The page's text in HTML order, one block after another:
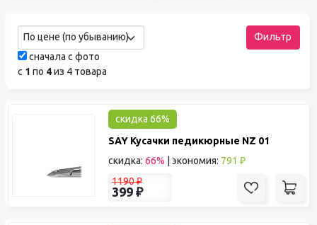
По цене (по убыванию)
Фильтр
сначала с фото
с 1 по 4из 4 товара
скидка 66%
SAY Кусачки педикюрные NZ 01
скидка:66% |экономия: 791 ₽
1190₽
399 ₽